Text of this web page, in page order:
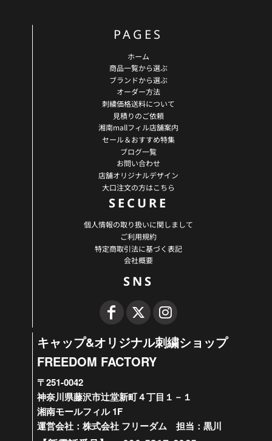
PAGES
ホーム
商品一覧から選ぶ
ブランドから選ぶ
オーダー方法
刺繍価格送料について
見積りのご依頼
湘南mallフィル店舗案内
セール＆おすすめ特集
ブログ一覧
お問い合わせ
店舗オリジナルデザイン
大口注文の方はこちら
SECURE
個人情報の取り扱いに関しまして
ご利用規約
特定商取引法に基づく表記
会社概要
SNS
キャップ&オリジナル刺繍ショップ
FREEDOM FACTORY
〒251-0042
神奈川県藤沢市辻堂新町４丁目１－１
湘南モールフィル 1F
運営会社：株式会社 フリーダム 担当：黒川